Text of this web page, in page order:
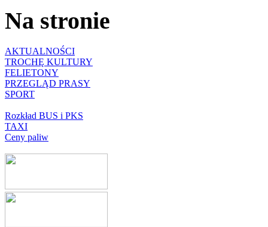
Na stronie
AKTUALNOŚCI
TROCHĘ KULTURY
FELIETONY
PRZEGLĄD PRASY
SPORT
Rozkład BUS i PKS
TAXI
Ceny paliw